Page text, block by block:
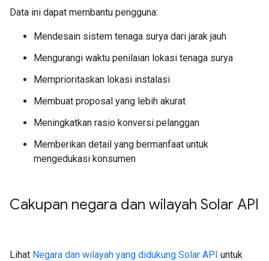
Data ini dapat membantu pengguna:
Mendesain sistem tenaga surya dari jarak jauh
Mengurangi waktu penilaian lokasi tenaga surya
Memprioritaskan lokasi instalasi
Membuat proposal yang lebih akurat
Meningkatkan rasio konversi pelanggan
Memberikan detail yang bermanfaat untuk
mengedukasi konsumen
Cakupan negara dan wilayah Solar API
Lihat Negara dan wilayah yang didukung Solar API untuk